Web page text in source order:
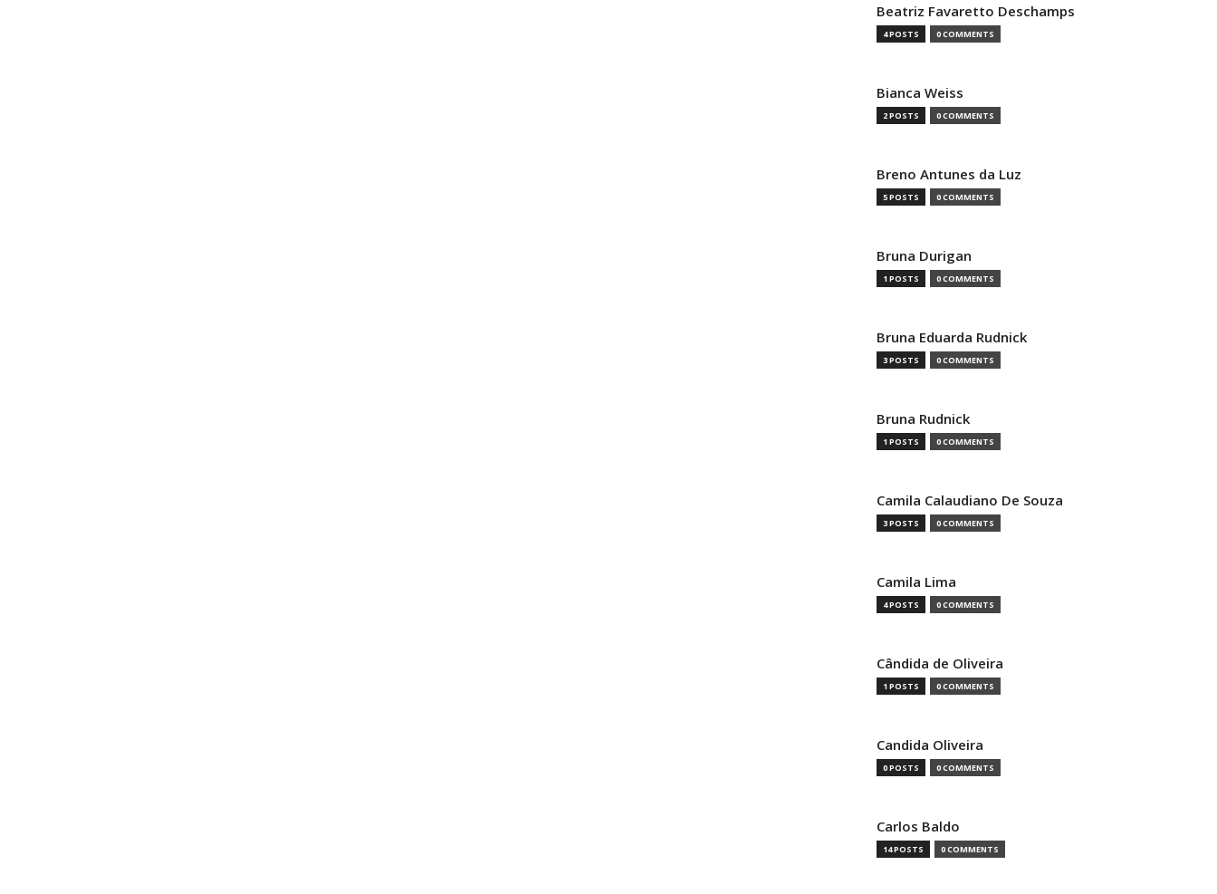
Beatriz Favaretto Deschamps
4 POSTS 0 COMMENTS
Bianca Weiss
2 POSTS 0 COMMENTS
Breno Antunes da Luz
5 POSTS 0 COMMENTS
Bruna Durigan
1 POSTS 0 COMMENTS
Bruna Eduarda Rudnick
3 POSTS 0 COMMENTS
Bruna Rudnick
1 POSTS 0 COMMENTS
Camila Calaudiano De Souza
3 POSTS 0 COMMENTS
Camila Lima
4 POSTS 0 COMMENTS
Cândida de Oliveira
1 POSTS 0 COMMENTS
Candida Oliveira
0 POSTS 0 COMMENTS
Carlos Baldo
14 POSTS 0 COMMENTS